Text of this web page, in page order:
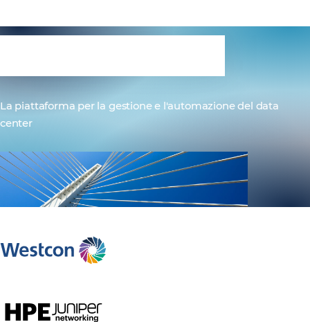
La piattaforma per la gestione e l'automazione del data
center